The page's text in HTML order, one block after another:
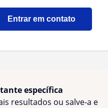
Entrar em contato
específica
resultados ou salve-a e